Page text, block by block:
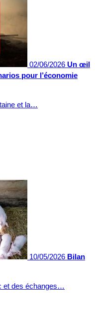
02/06/2026 Un œil
pour l’économie
et la…
10/05/2026 Bilan
et des échanges…